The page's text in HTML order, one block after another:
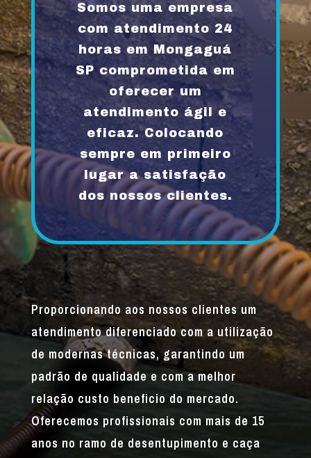
Somos uma empresa
com atendimento 24
horas em Mongaguá
SP comprometida em
oferecer um
atendimento ágil e
eficaz. Colocando
sempre em primeiro
lugar a satisfação
dos nossos clientes.
Proporcionando aos nossos clientes um
atendimento diferenciado com a utilização
de modernas técnicas, garantindo um
padrão de qualidade e com a melhor
relação custo beneficio do mercado.
Oferecemos profissionais com mais de 15
anos no ramo de desentupimento e caça